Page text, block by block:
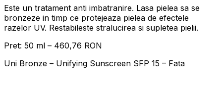
Este un tratament anti imbatranire. Lasa pielea sa se
bronzeze in timp ce protejeaza pielea de efectele
razelor UV. Restabileste stralucirea si supletea pielii.
Pret: 50 ml – 460,76 RON
Uni Bronze – Unifying Sunscreen SFP 15 – Fata